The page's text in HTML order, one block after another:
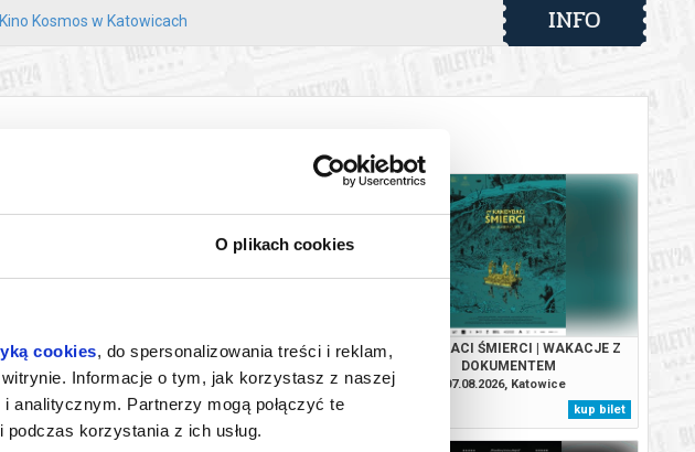
O plikach cookies
cookies, do spersonalizowania treści i reklam,
Informacje o tym, jak korzystasz z naszej
analitycznym. Partnerzy mogą połączyć te
korzystania z ich usług.
Kino Kosmos w Katowicach INFO
SEPII
kup bilet
PRZEDPREMIERA: GORZKIE ŚWIĘTA |
07.08.2026, Katowice
kup bilet
KANDYDACI ŚMIERCI | WAKACJE Z
DOKUMENTEM
07.08.2026, Katowice
kup bilet